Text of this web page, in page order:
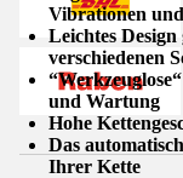
Vibrationen
Leichtes
verschiedenen
und Wartung
Hohe
Das
Ihrer Kette